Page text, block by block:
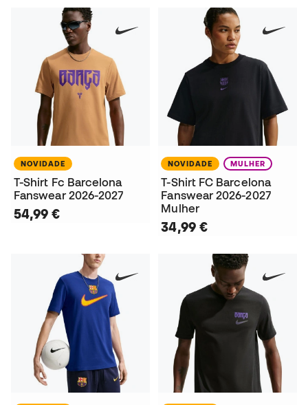
NOVIDADE
T-Shirt Fc Barcelona
Fanswear 2026-2027
54,99 €
NOVIDADE MULHER
T-Shirt FC Barcelona
Fanswear 2026-2027
Mulher
34,99 €